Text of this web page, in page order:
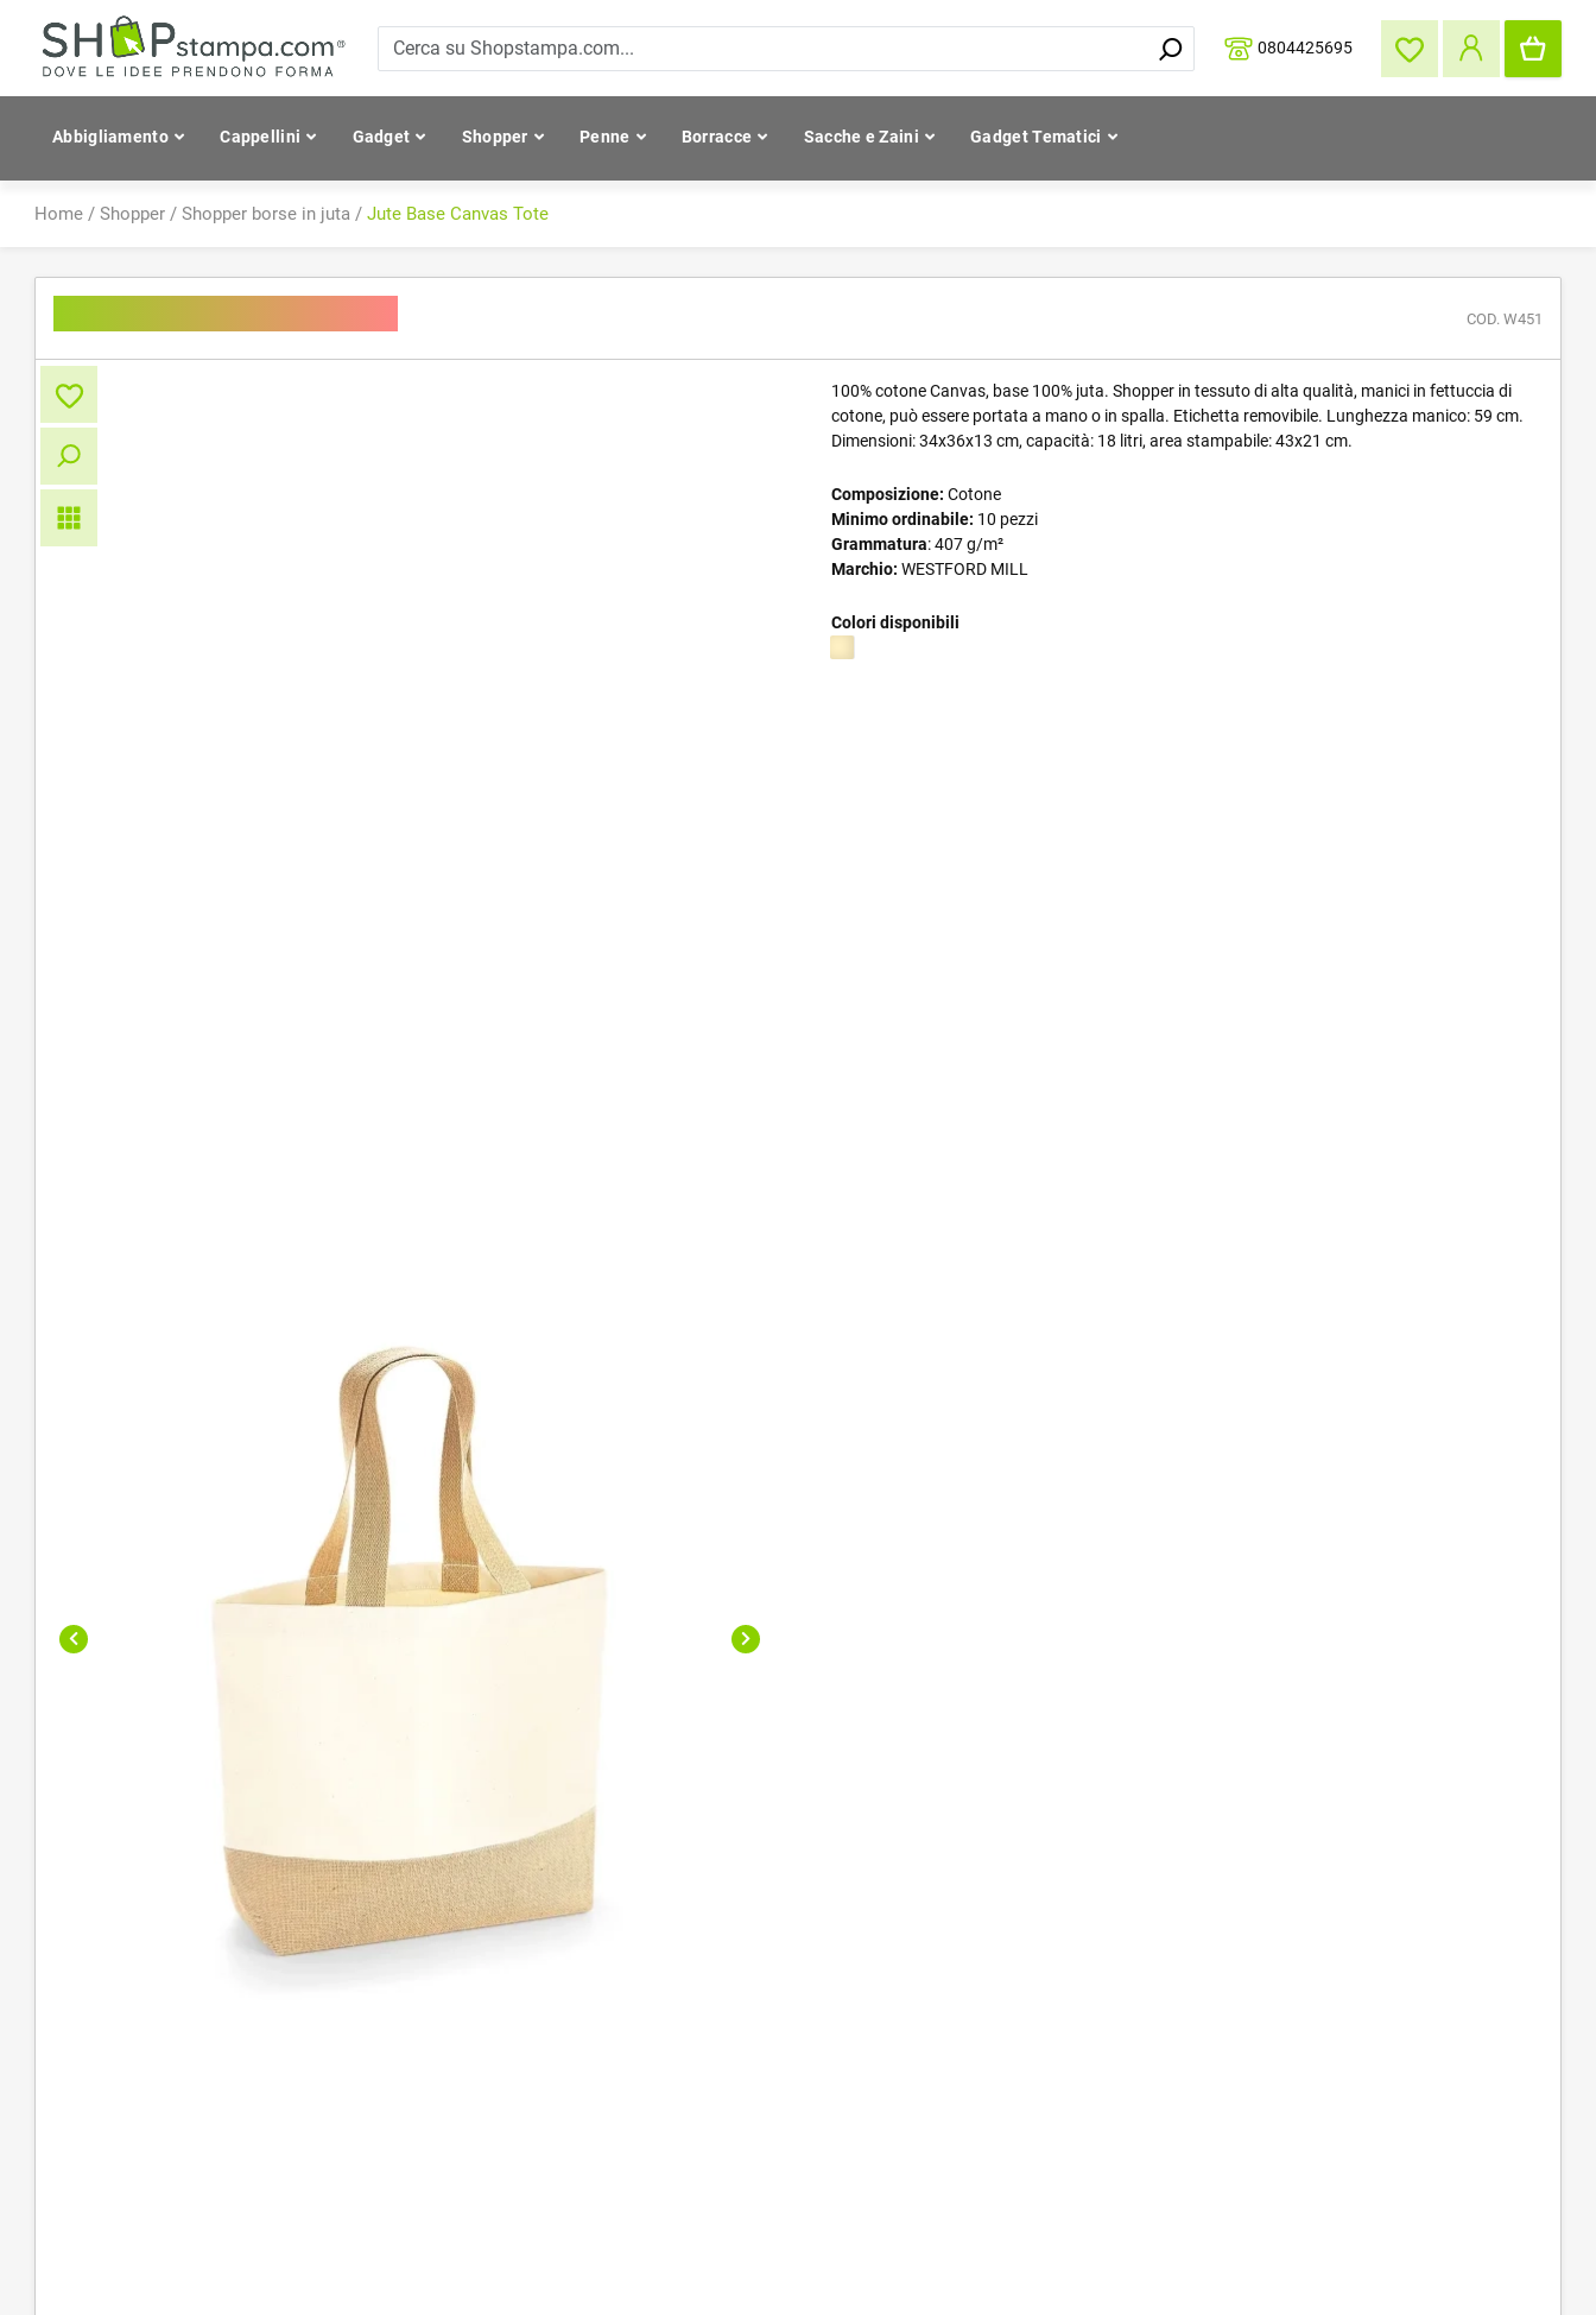
0804425695
Abbigliamento Cappellini Gadget Shopper Penne Borracce Sacche e Zaini Gadget Tematici
Home / Shopper / Shopper borse in juta / Jute Base Canvas Tote
COD. W451
100% cotone Canvas, base 100% juta. Shopper in tessuto di alta qualità, manici in fettuccia di
cotone, può essere portata a mano o in spalla. Etichetta removibile. Lunghezza manico: 59 cm.
Dimensioni: 34x36x13 cm, capacità: 18 litri, area stampabile: 43x21 cm.
Composizione: Cotone
Minimo ordinabile: 10 pezzi
Grammatura: 407 g/m²
Marchio: WESTFORD MILL
Colori disponibili